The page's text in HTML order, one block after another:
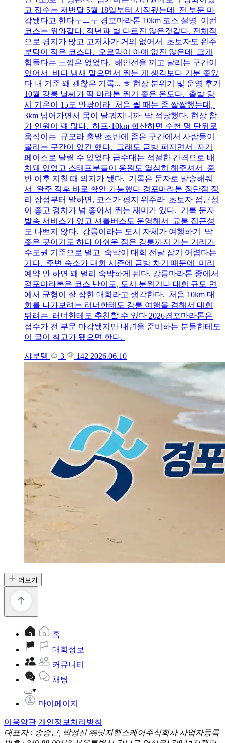
고 접수는 저번달 5월 18일부터 시작됐는데 전 부문 마
감됐다고 한다ㅜㅡㅜ 경포마라톤 10km 코스 설명 이번
코스는 위와같다. 작년과 별 다르진 않은것같다. 전체적
으로 평지가 많고 고저차가 거의 없어서 초보자도 완주
부담이 적은 코스다. 오르막이 아예 없진 않은데 크게
힘들다는 느낌은 없었다. 해안선을 끼고 달리는 구간이
있어서 바다 냄새 맡으면서 뛰는 게 생각보다 기분 좋았
다 내 기준 꽤 괜찮은 기록... ㅎ 현장 분위기 및 운영 후기
10월 강릉 날씨가 딱 마라톤 뛰기 좋은 온도다. 출발 당
시 기온이 15도 안팎이라 처음 뛸 때는 좀 쌀쌀했는데,
3km 넘어가면서 몸이 달궈지니까 딱 적당했다. 현장 참
가 인원이 꽤 많다. 하프·10km 합산하면 수천 명 단위로
움직이는 규모라 출발 초반에 좁은 구간에서 사람들이
몰리는 구간이 있긴 했다. 그래도 금방 퍼지면서 자기
페이스로 달릴 수 있었다 급수대는 적절한 간격으로 배
치돼 있었고 스태프분들이 응원도 열심히 해주셔서 중
반 이후 지칠 때 의지가 됐다. 기록은 문자로 발송해줘
서 완주 직후 바로 확인 가능했다 경포마라톤 장단점 정
리 장점부터 말하면, 코스가 평지 위주라 초보자 접근성
이 좋고 경치가 넘 좋아서 뛰는 재미가 있다. 기록 문자
발송 서비스가 있고 셔틀버스도 운영해서 교통 접근성
도 나쁘지 않다. 강릉이라는 도시 자체가 여행하기 딱
좋은 곳이기도 하다 아쉬운 점은 강릉까지 가는 거리가
수도권 기준으로 멀고 숙박이 대회 전날 잡기 어렵다는
거다. 주변 숙소가 대회 시즌에 금방 차기 때문에 미리
예약 안 하면 꽤 멀리 숙박하게 된다. 강릉마라톤 중에서
경포마라톤은 코스 난이도, 도시 분위기나 대회 규모 면
에서 균형이 잘 잡힌 대회라고 생각한다. 처음 10km 대
회를 나가보려는 러너한테도 강릉 여행을 겸해서 대회
뛰려는 러너한테도 추천할 수 있다 2026경포마라톤은
접수가 전 부문 마감됐지만 내년을 준비하는 분들한테도
이 글이 참고가 됐으면 한다.
샤부탱 3 142 2026.06.10
더보기
홈
대회정보
커뮤니티
채팅
마이페이지
이용약관 개인정보처리방침
대표자 : 송승근, 박정신 ㈜넛지헬스케어주식회사 사업자등록